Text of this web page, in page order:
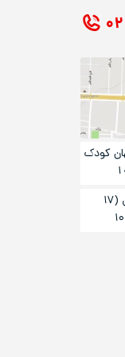
کودک
تهران، شادآباد، خیابان شهید طارمی (۱۷